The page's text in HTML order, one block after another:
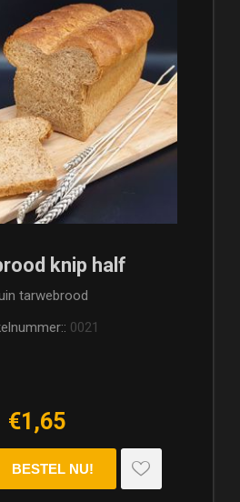
knip half
tarwebrood
0021
€1,65